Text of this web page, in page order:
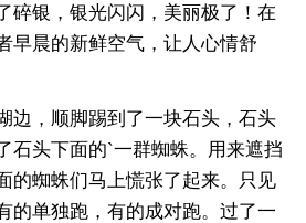
碎银，银光闪闪，美丽极了！在
早晨的新鲜空气，让人心情舒
，顺脚踢到了一块石头，石头
石头下面的`一群蜘蛛。用来遮挡
的蜘蛛们马上慌张了起来。只见
的单独跑，有的成对跑。过了一